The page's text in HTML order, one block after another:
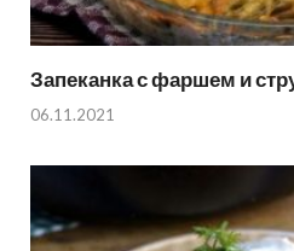
Запеканка с фаршем и
06.11.2021